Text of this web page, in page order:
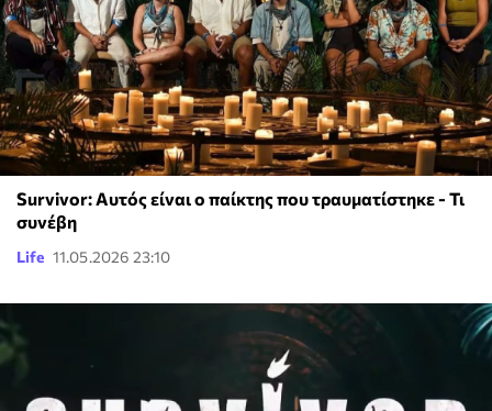
Survivor: Αυτός είναι ο παίκτης που τραυματίστηκε - Τι
συνέβη
Life 11.05.2026 23:10